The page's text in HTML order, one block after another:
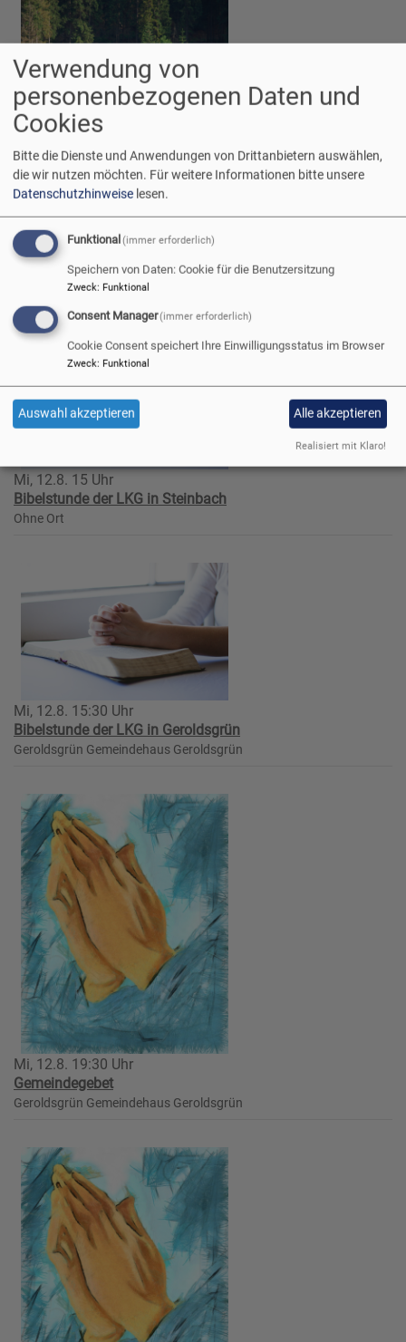
So, 9.8. 10 Uhr
Gottesdienst mit Abendmahl
Pfarrer Graf
DürrenwaidChristus-Kirche Dürrenwaid
Mi, 12.8. 15 Uhr
Bibelstunde der LKG in Steinbach
Ohne Ort
Mi, 12.8. 15:30 Uhr
Bibelstunde der LKG in Geroldsgrün
Geroldsgrün Gemeindehaus Geroldsgrün
Mi, 12.8. 19:30 Uhr
Gemeindegebet
Geroldsgrün Gemeindehaus Geroldsgrün
Verwendung von
personenbezogenen Daten und
Cookies
Bitte die Dienste und Anwendungen von Drittanbietern auswählen,
die wir nutzen möchten. Für weitere Informationen bitte unsere
Datenschutzhinweise lesen.
Funktional(immer erforderlich)
Speichern von Daten: Cookie für die Benutzersitzung
Zweck: Funktional
Consent Manager(immer erforderlich)
Cookie Consent speichert Ihre Einwilligungsstatus im Browser
Zweck: Funktional
Auswahl akzeptieren Alle akzeptieren
Realisiert mit Klaro!